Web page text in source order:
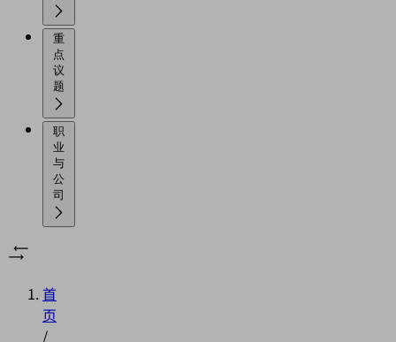
重
点
议
职
业
与
公
首
页
/